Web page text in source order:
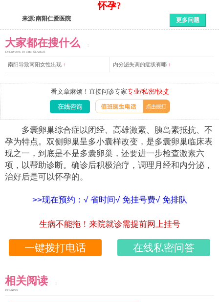
怀孕?
来源:南阳仁爱医院 更多问题
大家都在搜什么
EYERYONE IN THE SEARCH
南阳导致南阳女性出现↑ 内分泌失调的症状有哪↑
看文章麻烦！直接问诊专家专业/私密/快捷
多囊卵巢综合症以闭经、高雄激素、胰岛素抵抗、不
孕为特点。双侧卵巢呈多小囊样改变，是多囊卵巢临床表
现之一，到底是不是多囊卵巢，还要进一步检查激素六
项，以帮助诊断。确诊后积极治疗，调理月经和内分泌，
治好后是可以怀孕的。
>>现在预约：√ 省时间√ 免挂号费√ 免排队
生病不能拖！来院就诊需提前网上挂号
一键拨打电话 在线私密问答
相关阅读
READING